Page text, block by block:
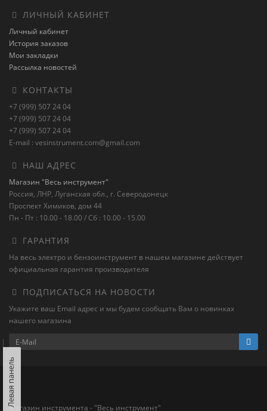
ЛИЧНЫЙ КАБИНЕТ
Личный кабинет
История заказов
Мои закладки
Рассылка новостей
КОНТАКТЫ
+7 (999) 507 24 04
+7 (999) 507 24 04
+7 (999) 507 24 04
E-mail : vesinstrument.com@gmail.com
НАШ АДРЕС
Магазин "Весь инструмент"
Россия, ЛНР, Луганская обл., г. Северодонецк
Проспект Химиков, дом 44
Пн - Пт : 10.00 - 18.00 / Сб : 10.00 - 15.00
ГАРАНТИЯ
На весь электро и бензоинструмент в нашем магазине действует
официальная гарантия производителя
ПОДПИСАТЬСЯ НА НОВОСТИ
Укажите ваш Email адрес и мы будем сообщать Вам о новинках
нашего магазина
Магазин инструмента - "Весь инструмент"
Левая панель